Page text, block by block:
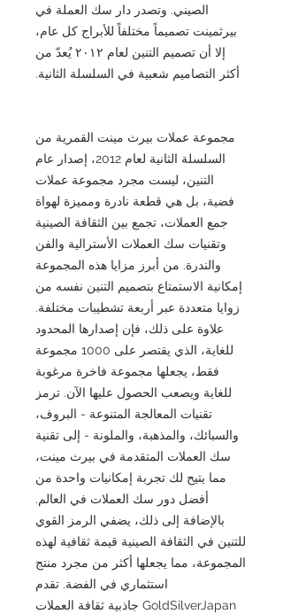
الصيني. وتصدر دار سك العملة في
بيرثمينت تصميماً مختلفاً للأبراج كل عام،
إلا أن تصميم التنين لعام ٢٠١٢ يُعدّ من
أكثر التصاميم شعبية في السلسلة الثانية.
مجموعة عملات بيرث مينت القمرية من
السلسلة الثانية لعام 2012، إصدار عام
التنين، ليست مجرد مجموعة عملات
فضية، بل هي قطعة نادرة ومميزة لهواة
جمع العملات، تجمع بين الثقافة الصينية
وتقنيات سك العملات الأسترالية والفن
والندرة. من أبرز مزايا هذه المجموعة
إمكانية الاستمتاع بتصميم التنين نفسه من
زوايا متعددة عبر أربعة تشطيبات مختلفة.
علاوة على ذلك، فإن إصدارها المحدود
للغاية، الذي يقتصر على 1000 مجموعة
فقط، يجعلها مجموعة فاخرة مرغوبة
للغاية ويصعب الحصول عليها الآن. ترمز
تقنيات المعالجة المتنوعة - البروف،
والسبائك، والمذهبة، والملونة - إلى تقنية
سك العملات المتقدمة في بيرث مينت،
مما يتيح لك تجربة إمكانيات واحدة من
أفضل دور سك العملات في العالم.
بالإضافة إلى ذلك، يضفي الرمز القوي
للتنين في الثقافة الصينية قيمة ثقافية لهذه
المجموعة، مما يجعلها أكثر من مجرد منتج
استثماري في الفضة. تقدم
GoldSilverJapan جاذبية ثقافة العملات